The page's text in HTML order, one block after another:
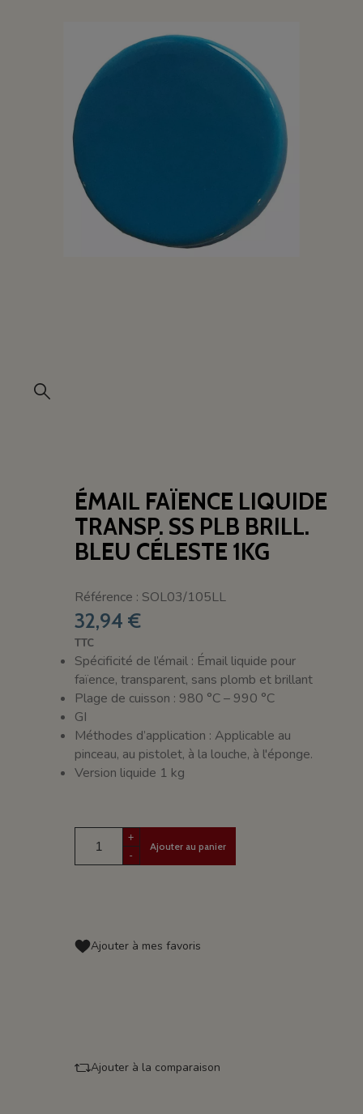
ÉMAIL FAÏENCE LIQUIDE
TRANSP. SS PLB BRILL.
BLEU CÉLESTE 1KG
Référence : SOL03/105LL
32,94 €
TTC
Spécificité de l’émail : Émail liquide pour
faïence, transparent, sans plomb et brillant
Plage de cuisson : 980 °C – 990 °C
GI
Méthodes d’application : Applicable au
pinceau, au pistolet, à la louche, à l'éponge.
Version liquide 1 kg
+
-
Ajouter au panier
Ajouter à mes favoris
Ajouter à la comparaison